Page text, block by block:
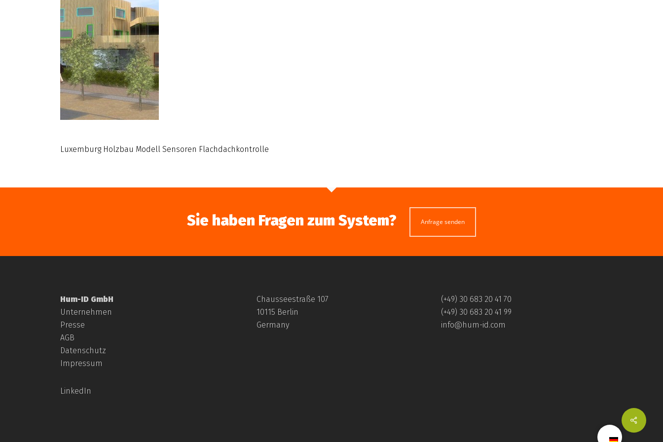
Luxemburg Holzbau Modell Sensoren Flachdachkontrolle
Sie haben Fragen zum System? Anfrage senden
Hum-ID GmbH
Unternehmen
Presse
AGB
Datenschutz
Impressum
LinkedIn
Chausseestraße 107
10115 Berlin
Germany
(+49) 30 683 20 41 70
(+49) 30 683 20 41 99
info@hum-id.com